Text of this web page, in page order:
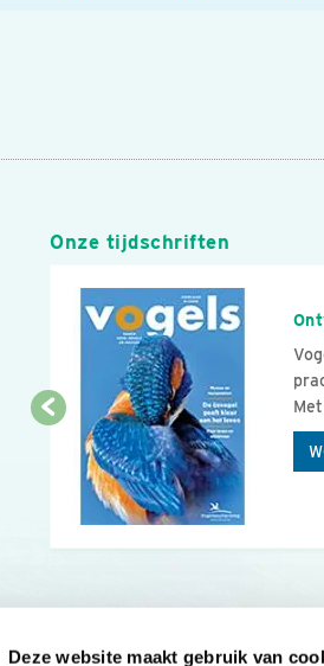
Deze website maakt gebruik van
Onze tijdschriften